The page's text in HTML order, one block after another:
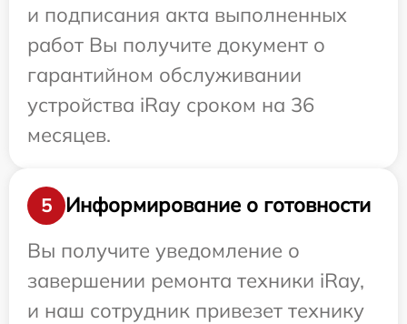
и подписания акта выполненных
работ Вы получите документ о
гарантийном обслуживании
устройства iRay сроком на 36
месяцев.
5
Информирование о готовности
Вы получите уведомление о
завершении ремонта техники iRay,
и наш сотрудник привезет технику